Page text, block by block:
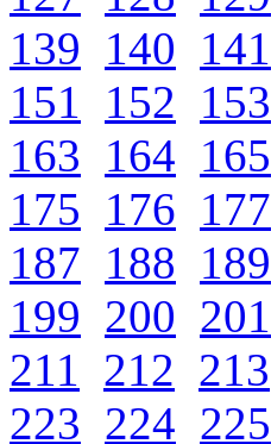
139 140 141
151
152 153
163 164 165
175 176 177
187 188 189
199 200 201
211 212 213
223 224 225